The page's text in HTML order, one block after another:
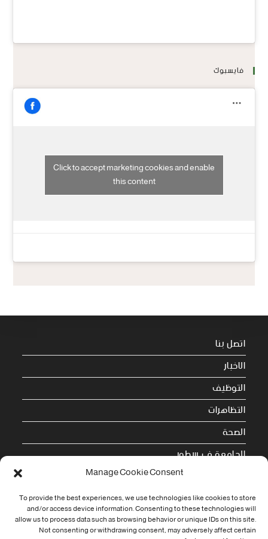
Manage Cookie Consent
To provide the best experiences, we use technologies like cookies to store
and/or access device information. Consenting to these technologies will
allow us to process data such as browsing behavior or unique IDs on this site.
Not consenting or withdrawing consent, may adversely affect certain
فايسبوك
Click to accept marketing cookies and enable
this content
اتصل بنا
الاخبار
التوظيف
التظاهرات
الصحة
الجامعة في سطور
Cookie Policy (EU)
معلومات الاتصال
Address: